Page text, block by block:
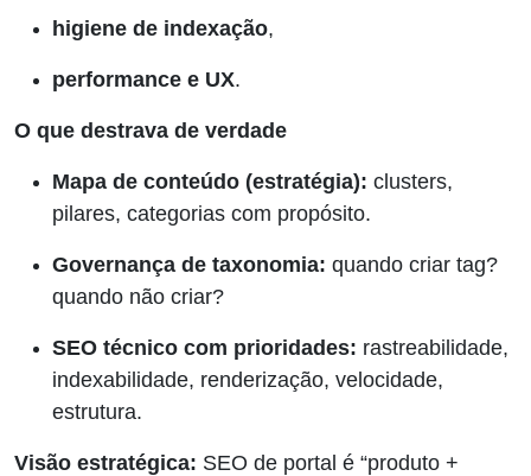
higiene de indexação,
performance e UX.
O que destrava de verdade
Mapa de conteúdo (estratégia): clusters,
pilares, categorias com propósito.
Governança de taxonomia: quando criar tag?
quando não criar?
SEO técnico com prioridades: rastreabilidade,
indexabilidade, renderização, velocidade,
estrutura.
Visão estratégica: SEO de portal é “produto +